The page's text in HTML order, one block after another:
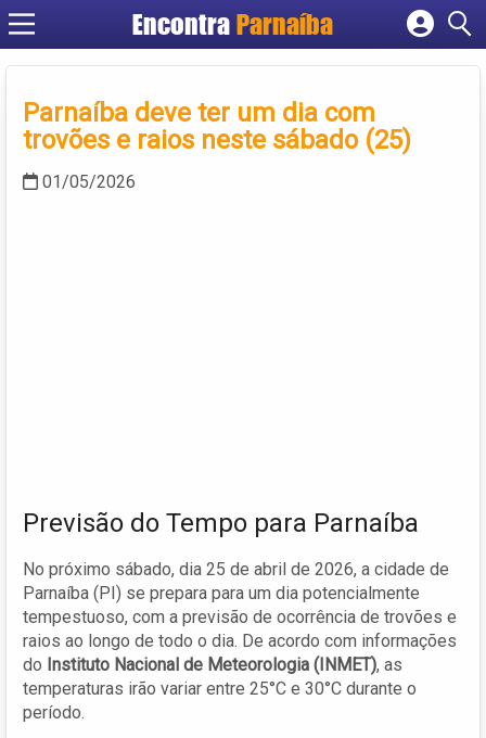
Encontra Parnaíba
Cadastrar empresa
Criar conta
Parnaíba deve ter um dia com
trovões e raios neste sábado (25)
01/05/2026
Previsão do Tempo para Parnaíba
No próximo sábado, dia 25 de abril de 2026, a cidade de
Parnaíba (PI) se prepara para um dia potencialmente
tempestuoso, com a previsão de ocorrência de trovões e
raios ao longo de todo o dia. De acordo com informações
do Instituto Nacional de Meteorologia (INMET), as
temperaturas irão variar entre 25°C e 30°C durante o
período.